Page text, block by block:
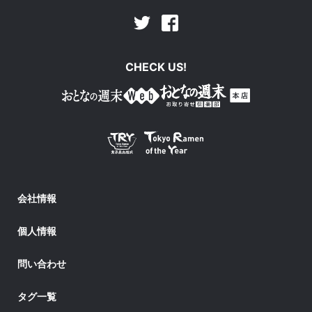
Twitter
CHECK US!
会社情報
個人情報
問い合わせ
タグ一覧